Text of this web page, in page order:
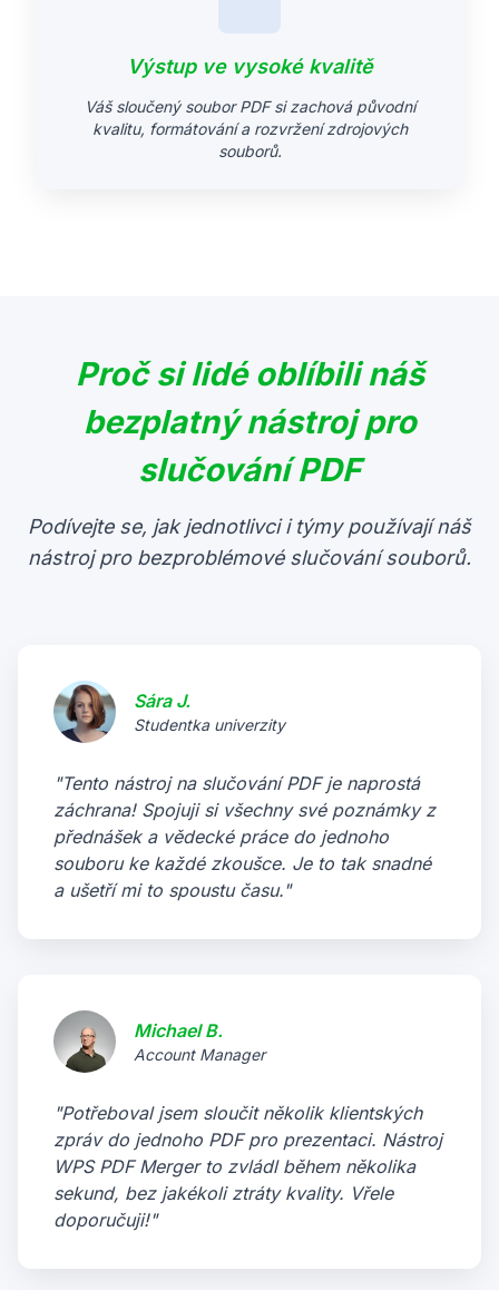
Výstup ve vysoké kvalitě
Váš sloučený soubor PDF si zachová původní
kvalitu, formátování a rozvržení zdrojových
souborů.
Proč si lidé oblíbili náš
bezplatný nástroj pro
slučování PDF
Podívejte se, jak jednotlivci i týmy používají náš
nástroj pro bezproblémové slučování souborů.
Sára J.
Studentka univerzity
"Tento nástroj na slučování PDF je naprostá
záchrana! Spojuji si všechny své poznámky z
přednášek a vědecké práce do jednoho
souboru ke každé zkoušce. Je to tak snadné
a ušetří mi to spoustu času."
Michael B.
Account Manager
"Potřeboval jsem sloučit několik klientských
zpráv do jednoho PDF pro prezentaci. Nástroj
WPS PDF Merger to zvládl během několika
sekund, bez jakékoli ztráty kvality. Vřele
doporučuji!"